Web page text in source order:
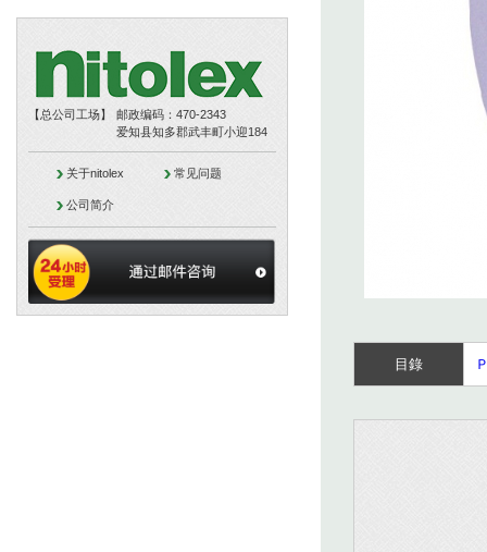
目錄
【总公司工场】
邮政编码：470-2343
爱知县知多郡武丰町小迎184
关于nitolex 常见问题
公司简介